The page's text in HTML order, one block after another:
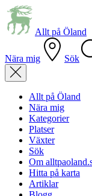
Allt på Öland
Nära mig Sök
Allt på Öland
Nära mig
Kategorier
Platser
Växter
Sök
Om
Hitta på karta
Artiklar